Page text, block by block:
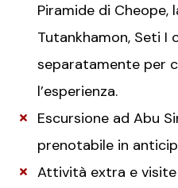
Piramide di Cheope,
Tutankhamon, Seti I
separatamente per
l’esperienza.
Escursione ad Abu
prenotabile in
Attività extra e